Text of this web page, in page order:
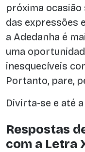
próxima ocasião
das expressões
a Adedanha é
uma
inesquecíveis
Portanto, pare,
Divirta-se e até
Respostas
com a Letra